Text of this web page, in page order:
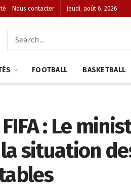
Nous contacter jeudi, août 6, 2026
FOOTBALL BASKETBALL
: Le
situation